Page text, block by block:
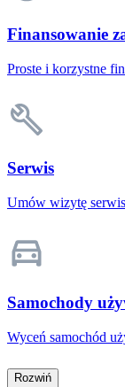
Finansowanie
Proste i korzystne
Serwis
Umów wizytę
Samochody
Wyceń samochód
Rozwiń